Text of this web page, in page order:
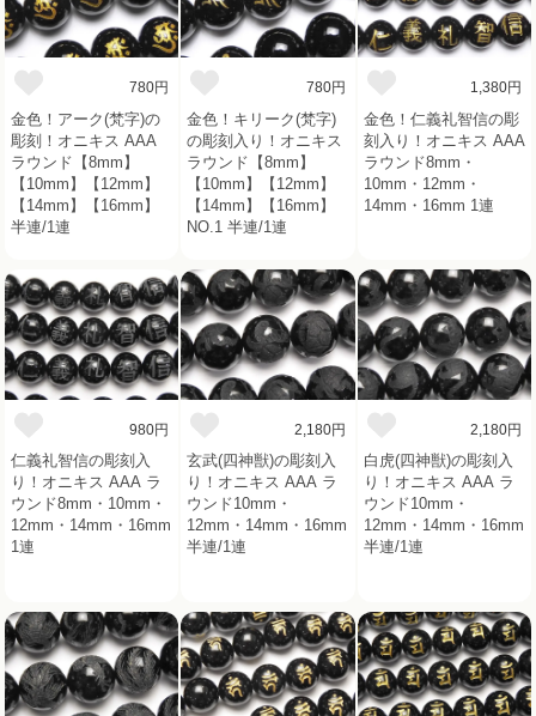
780円
金色！アーク(梵字)の
彫刻！オニキス AAA
ラウンド【8mm】
【10mm】【12mm】
【14mm】【16mm】
半連/1連
780円
金色！キリーク(梵字)
の彫刻入り！オニキス
ラウンド【8mm】
【10mm】【12mm】
【14mm】【16mm】
NO.1 半連/1連
1,380円
金色！仁義礼智信の彫
刻入り！オニキス AAA
ラウンド8mm・
10mm・12mm・
14mm・16mm 1連
980円
仁義礼智信の彫刻入
り！オニキス AAA ラ
ウンド8mm・10mm・
12mm・14mm・16mm
1連
2,180円
玄武(四神獣)の彫刻入
り！オニキス AAA ラ
ウンド10mm・
12mm・14mm・16mm
半連/1連
2,180円
白虎(四神獣)の彫刻入
り！オニキス AAA ラ
ウンド10mm・
12mm・14mm・16mm
半連/1連